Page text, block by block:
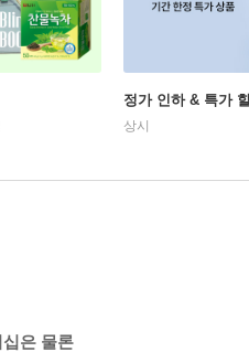
정가 인하 & 특가
상시
은 물론